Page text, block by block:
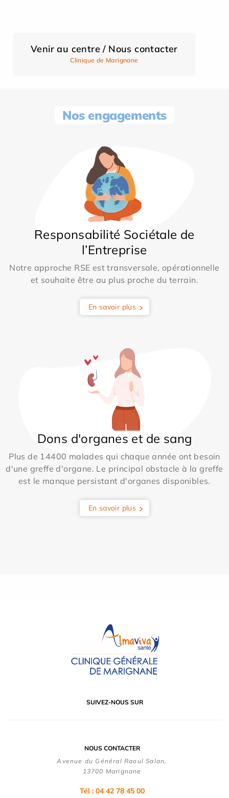
Venir au centre / Nous contacter
Clinique de Marignane
Nos engagements
Responsabilité Sociétale de
l’Entreprise
Notre approche RSE est transversale, opérationnelle
et souhaite être au plus proche du terrain.
En savoir plus
Dons d'organes et de sang
Plus de 14400 malades qui chaque année ont besoin
d'une greffe d'organe. Le principal obstacle à la greffe
est le manque persistant d'organes disponibles.
En savoir plus
SUIVEZ-NOUS SUR
NOUS CONTACTER
Avenue du Général Raoul Salan,
13700 Marignane
Tél : 04 42 78 45 00